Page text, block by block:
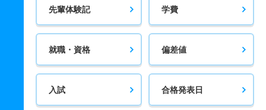
先輩体験記 学費
就職・資格 偏差値
入試 合格発表日